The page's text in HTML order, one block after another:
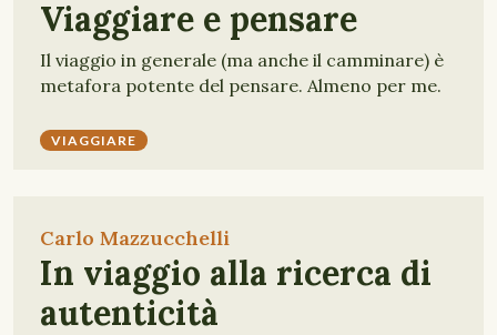
Viaggiare e pensare
Il viaggio in generale (ma anche il camminare) è
metafora potente del pensare. Almeno per me.
VIAGGIARE
Carlo Mazzucchelli
In viaggio alla ricerca di
autenticità